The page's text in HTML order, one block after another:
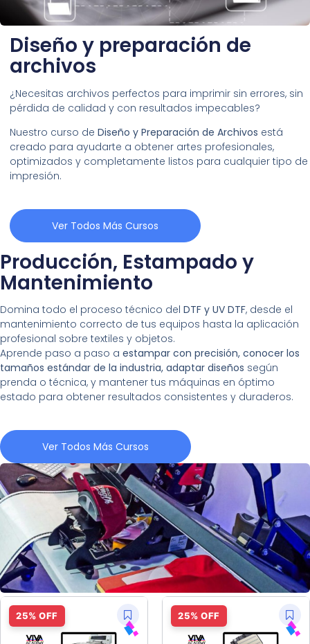
Diseño y preparación de
archivos
¿Necesitas archivos perfectos para imprimir sin errores, sin
pérdida de calidad y con resultados impecables?
Nuestro curso de Diseño y Preparación de Archivos está
creado para ayudarte a obtener artes profesionales,
optimizados y completamente listos para cualquier tipo de
impresión.
Ver Todos Más Cursos
Producción, Estampado y
Mantenimiento
Domina todo el proceso técnico del DTF y UV DTF, desde el
mantenimiento correcto de tus equipos hasta la aplicación
profesional sobre textiles y objetos.
Aprende paso a paso a estampar con precisión, conocer los
tamaños estándar de la industria, adaptar diseños según
prenda o técnica, y mantener tus máquinas en óptimo
estado para obtener resultados consistentes y duraderos.
Ver Todos Más Cursos